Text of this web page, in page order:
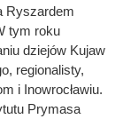
Ryszardem
tym roku
dziejów Kujaw
regionalisty,
i Inowrocławiu.
Prymasa